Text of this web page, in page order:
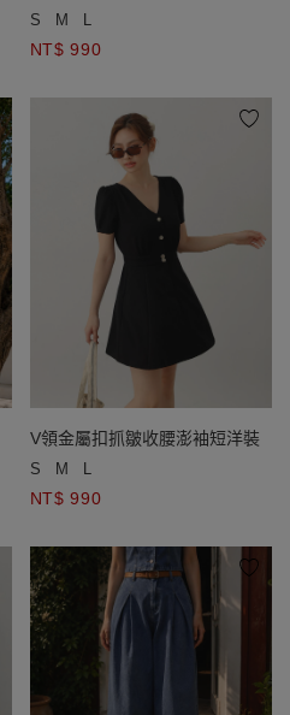
邊短洋裝
S M L
NT$ 990
V領金屬扣抓皺收腰澎袖短洋裝
S M L
NT$ 990